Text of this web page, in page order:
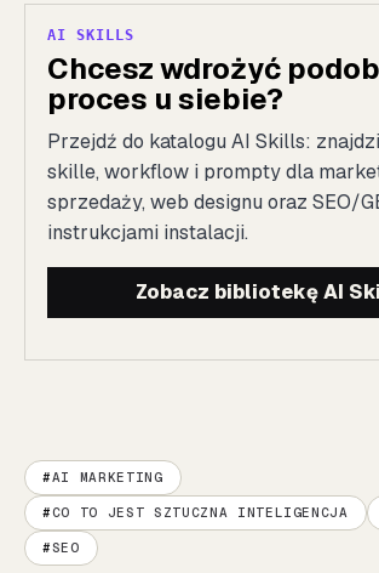
AI SKILLS
Chcesz wdrożyć
proces u siebie?
Przejdź do katalogu AI Skills:
skille, workflow i prompty dla
sprzedaży, web designu oraz SEO/
instrukcjami instalacji.
Zobacz bibliotekę AI
AI MARKETING
CO TO JEST SZTUCZNA INTELIGENCJA
SEO